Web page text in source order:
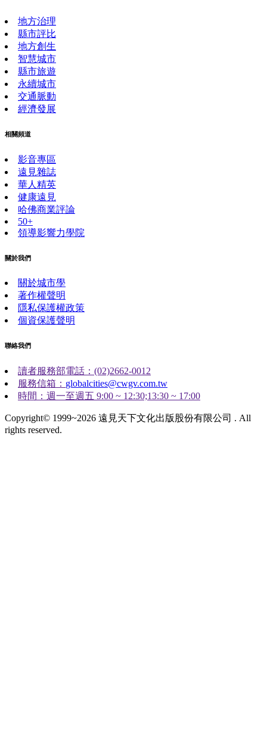
地方治理
縣市評比
地方創生
智慧城市
縣市旅遊
永續城市
交通脈動
經濟發展
相關頻道
影音專區
遠見雜誌
華人精英
健康遠見
哈佛商業評論
50+
領導影響力學院
關於我們
關於城市學
著作權聲明
隱私保護權政策
個資保護聲明
聯絡我們
讀者服務部電話：(02)2662-0012
服務信箱： globalcities@cwgv.com.tw
時間：週一至週五 9:00 ~ 12:30;13:30 ~ 17:00
Copyright© 1999~2026 遠見天下文化出版股份有限公司 . All
rights reserved.